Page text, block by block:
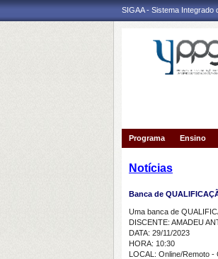
SIGAA - Sistema Integrado
Programa Ensino
Notícias
Banca de
Uma banca de
DISCENTE: AMADEU
DATA: 29/11/2023
HORA: 10:30
LOCAL: Online/Remoto -